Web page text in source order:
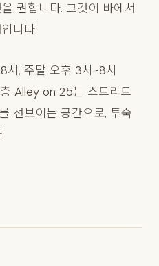
권합니다. 그것이 바에서
니다.
, 주말 오후 3시~8시
Alley on 25는 스트리트
선보이는 공간으로, 투숙